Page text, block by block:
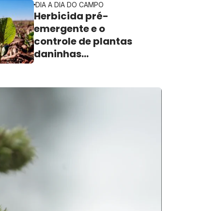
DIA A DIA DO CAMPO
Herbicida pré-
emergente e o
controle de plantas
daninhas